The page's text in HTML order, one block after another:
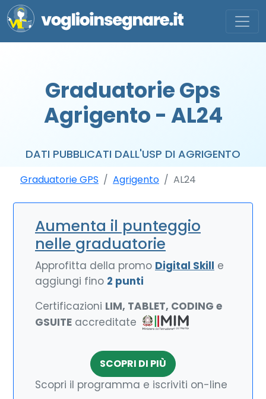
Graduatorie Gps
Agrigento - AL24
DATI PUBBLICATI DALL'USP DI AGRIGENTO
Graduatorie GPS Agrigento AL24
Aumenta il punteggio
nelle graduatorie
Approfitta della promo Digital Skill e
aggiungi fino 2 punti
Certificazioni LIM, TABLET, CODING e
GSUITE accreditate
SCOPRI DI PIÙ
Scopri il programma e iscriviti on-line